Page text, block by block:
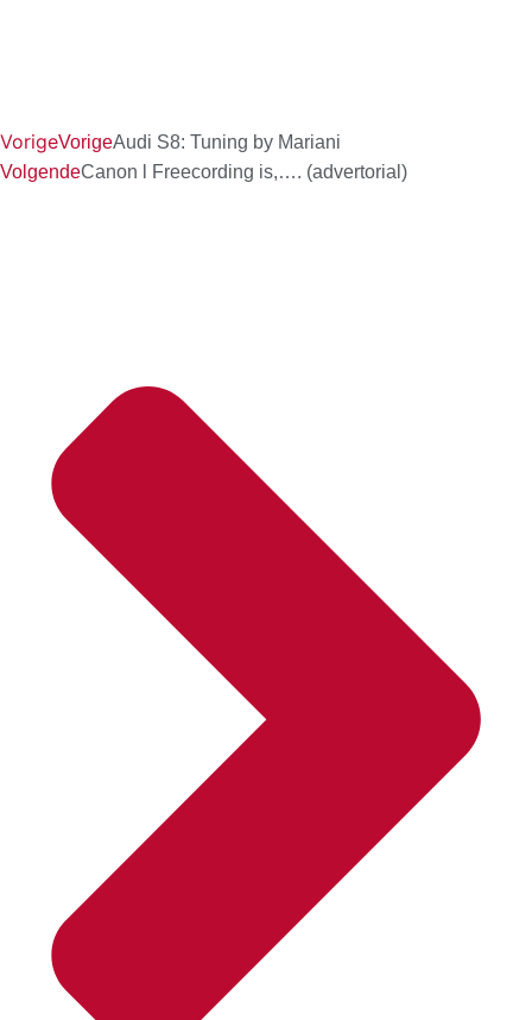
VorigeVorigeAudi S8: Tuning by Mariani
VolgendeCanon l Freecording is,…. (advertorial)